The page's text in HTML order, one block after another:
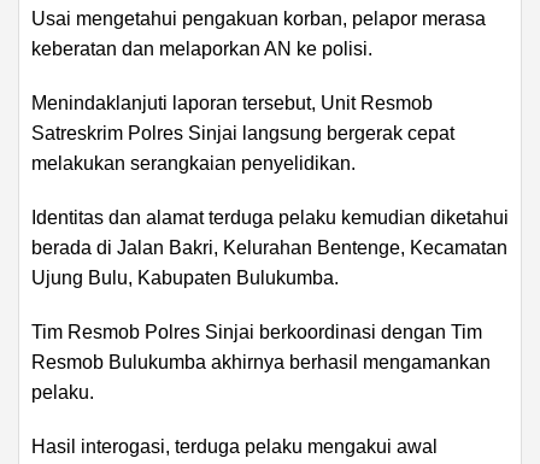
Usai mengetahui pengakuan korban, pelapor merasa
keberatan dan melaporkan AN ke polisi.
Menindaklanjuti laporan tersebut, Unit Resmob
Satreskrim Polres Sinjai langsung bergerak cepat
melakukan serangkaian penyelidikan.
Identitas dan alamat terduga pelaku kemudian diketahui
berada di Jalan Bakri, Kelurahan Bentenge, Kecamatan
Ujung Bulu, Kabupaten Bulukumba.
Tim Resmob Polres Sinjai berkoordinasi dengan Tim
Resmob Bulukumba akhirnya berhasil mengamankan
pelaku.
Hasil interogasi, terduga pelaku mengakui awal